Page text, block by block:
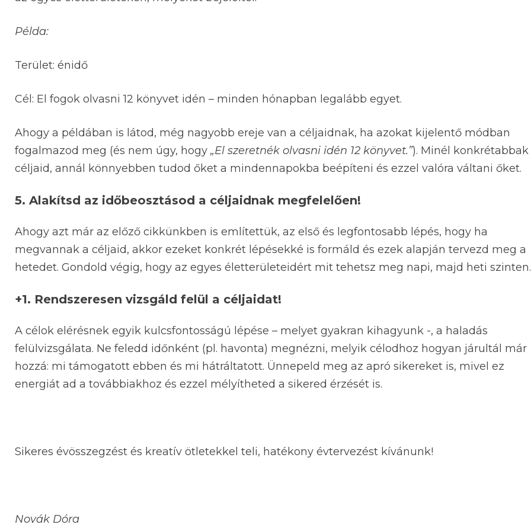
Példa:
Terület: énidő
Cél: El fogok olvasni 12 könyvet idén – minden hónapban legalább egyet.
Ahogy a példában is látod, még nagyobb ereje van a céljaidnak, ha azokat kijelentő módban
fogalmazod meg (és nem úgy, hogy „El szeretnék olvasni idén 12 könyvet.”). Minél konkrétabbak
céljaid, annál könnyebben tudod őket a mindennapokba beépíteni és ezzel valóra váltani őket.
5. Alakítsd az időbeosztásod a céljaidnak megfelelően!
Ahogy azt már az előző cikkünkben is említettük, az első és legfontosabb lépés, hogy ha
megvannak a céljaid, akkor ezeket konkrét lépésekké is formáld és ezek alapján tervezd meg a
hetedet. Gondold végig, hogy az egyes életterületeidért mit tehetsz meg napi, majd heti szinten.
+1. Rendszeresen vizsgáld felül a céljaidat!
A célok elérésnek egyik kulcsfontosságú lépése – melyet gyakran kihagyunk -, a haladás
felülvizsgálata. Ne feledd időnként (pl. havonta) megnézni, melyik célodhoz hogyan járultál már
hozzá: mi támogatott ebben és mi hátráltatott. Ünnepeld meg az apró sikereket is, mivel ez
energiát ad a továbbiakhoz és ezzel mélyítheted a sikered érzését is.
Sikeres évösszegzést és kreatív ötletekkel teli, hatékony évtervezést kívánunk!
Novák Dóra